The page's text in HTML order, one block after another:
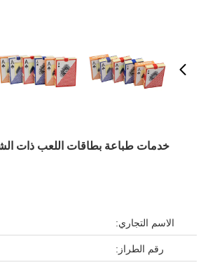
خدمات طباعة بطاقات اللعب ذات
الاسم التجاري:
رقم الطراز: